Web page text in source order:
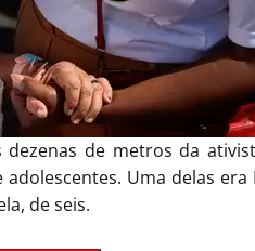
de metros da
Uma delas era
de seis.